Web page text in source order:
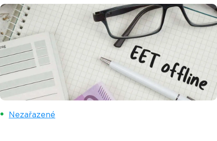
povolání, jako jsou právníci, lékaři nebo taxikáři.
Výjimku dostali pouze soukromí poskytovatelé
sociálních služeb nebo předvánoční prodejci
kaprů. Koho EET ve 3. a 4. vlně […]
Nezařazené